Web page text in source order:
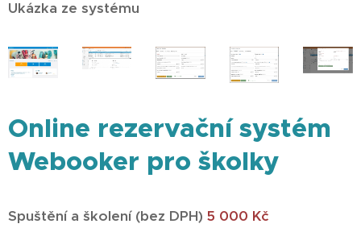
Ukázka ze systému
Online rezervační systém
Webooker pro školky
Spuštění a školení (bez DPH) 5 000 Kč